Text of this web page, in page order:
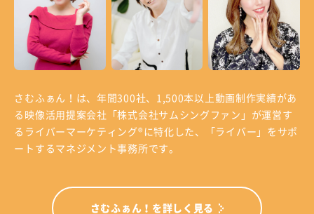
さむふぁん！は、年間300社、1,500本以上動画制作実績があ
る 映像活用提案会社「株式会社サムシングファン」が運営す
る ライバーマーケティング®に特化した、「ライバー」をサポ
ートするマネジメント事務所です。
さむふぁん！を詳しく見る